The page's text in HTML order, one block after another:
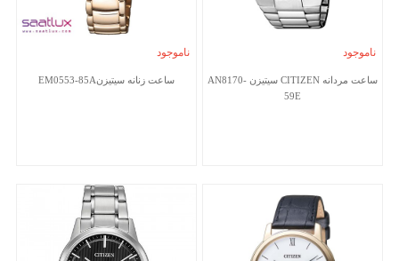
ناموجود
ساعت مردانه CITIZEN سیتیزن AN8170-
59E
ناموجود
ساعت زنانه سیتیزنEM0553-85A